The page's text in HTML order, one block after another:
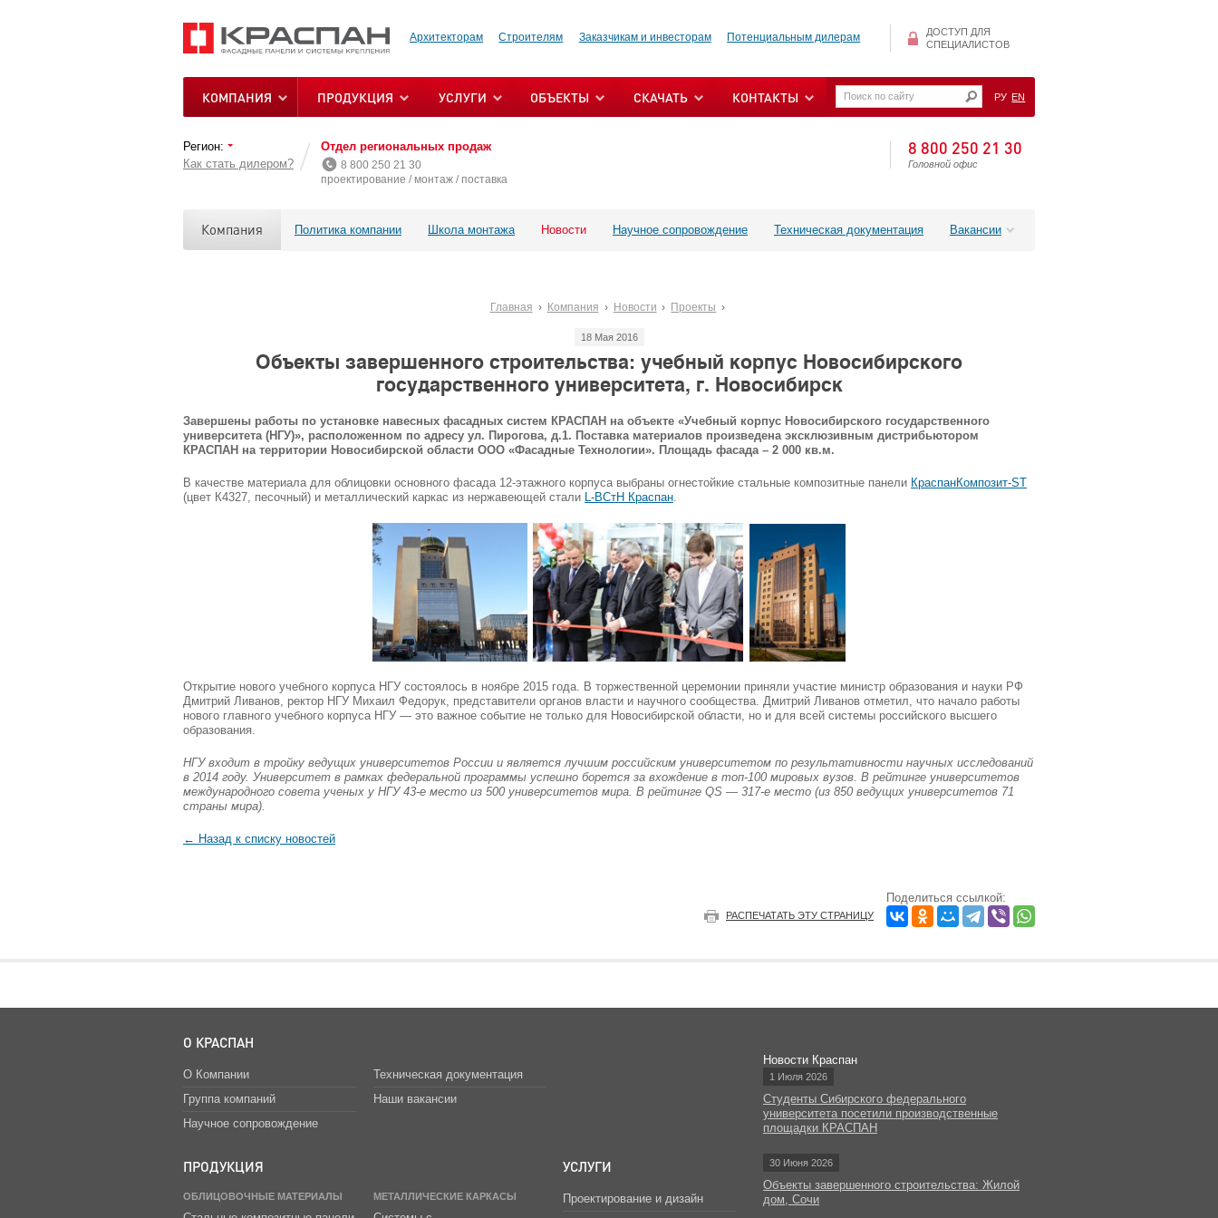
Архитекторам Строителям Заказчикам и инвесторам Потенциальным дилерам
ДОСТУП ДЛЯ
СПЕЦИАЛИСТОВ
КОМПАНИЯ ПРОДУКЦИЯ УСЛУГИ ОБЪЕКТЫ СКАЧАТЬ КОНТАКТЫ РУ EN
Регион:
Как стать дилером?
Отдел региональных продаж
8 800 250 21 30
проектирование / монтаж / поставка
8 800 250 21 30
Головной офис
Компания Политика компании Школа монтажа Новости Научное сопровождение Техническая документация Вакансии
Главная Компания Новости Проекты
18 Мая 2016
Объекты завершенного строительства: учебный корпус Новосибирского
государственного университета, г. Новосибирск
Завершены работы по установке навесных фасадных систем КРАСПАН на объекте «Учебный корпус Новосибирского государственного
университета (НГУ)», расположенном по адресу ул. Пирогова, д.1. Поставка материалов произведена эксклюзивным дистрибьютором
КРАСПАН на территории Новосибирской области ООО «Фасадные Технологии». Площадь фасада – 2 000 кв.м.
В качестве материала для облицовки основного фасада 12-этажного корпуса выбраны огнестойкие стальные композитные панели КраспанКомпозит-ST
(цвет К4327, песочный) и металлический каркас из нержавеющей стали
L-ВСтН Краспан
Открытие нового учебного корпуса НГУ состоялось в ноябре 2015 года. В торжественной церемонии приняли участие министр образования и науки РФ
Дмитрий Ливанов, ректор НГУ Михаил Федорук, представители органов власти и научного сообщества. Дмитрий Ливанов отметил, что начало работы
нового главного учебного корпуса НГУ — это важное событие не только для Новосибирской области, но и для всей системы российского высшего
образования.
НГУ входит в тройку ведущих университетов России и является лучшим российским университетом по результативности научных исследований
в 2014 году. Университет в рамках федеральной программы успешно борется за вхождение в топ-100 мировых вузов. В рейтинге университетов
международного совета ученых у НГУ 43-е место из 500 университетов мира. В рейтинге QS — 317-е место (из 850 ведущих университетов 71
страны мира).
← Назад к списку новостей
РАСПЕЧАТАТЬ ЭТУ СТРАНИЦУ
Поделиться ссылкой:
О КРАСПАН
О Компании
Группа компаний
Научное сопровождение
Техническая документация
Наши вакансии
ПРОДУКЦИЯ
ОБЛИЦОВОЧНЫЕ МАТЕРИАЛЫ МЕТАЛЛИЧЕСКИЕ КАРКАСЫ
УСЛУГИ
Проектирование и дизайн
Новости Краспан
1 Июля 2026
Студенты Сибирского федерального
университета посетили производственные
площадки КРАСПАН
30 Июня 2026
Объекты завершенного строительства: Жилой
дом, Сочи